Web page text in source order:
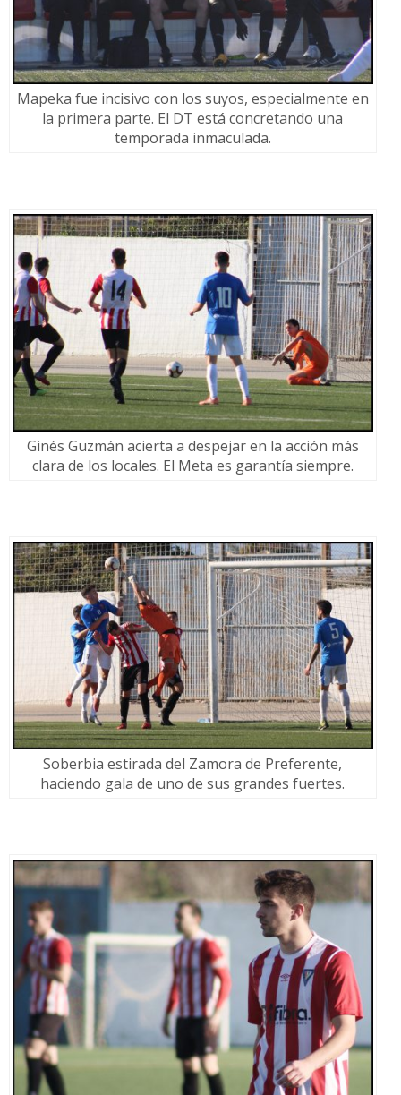
Mapeka fue incisivo con los suyos, especialmente en
la primera parte. El DT está concretando una
temporada inmaculada.
Ginés Guzmán acierta a despejar en la acción más
clara de los locales. El Meta es garantía siempre.
Soberbia estirada del Zamora de Preferente,
haciendo gala de uno de sus grandes fuertes.